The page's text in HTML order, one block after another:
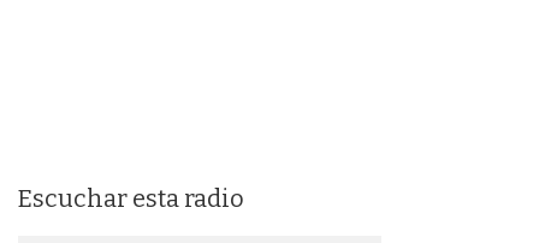
Escuchar esta radio